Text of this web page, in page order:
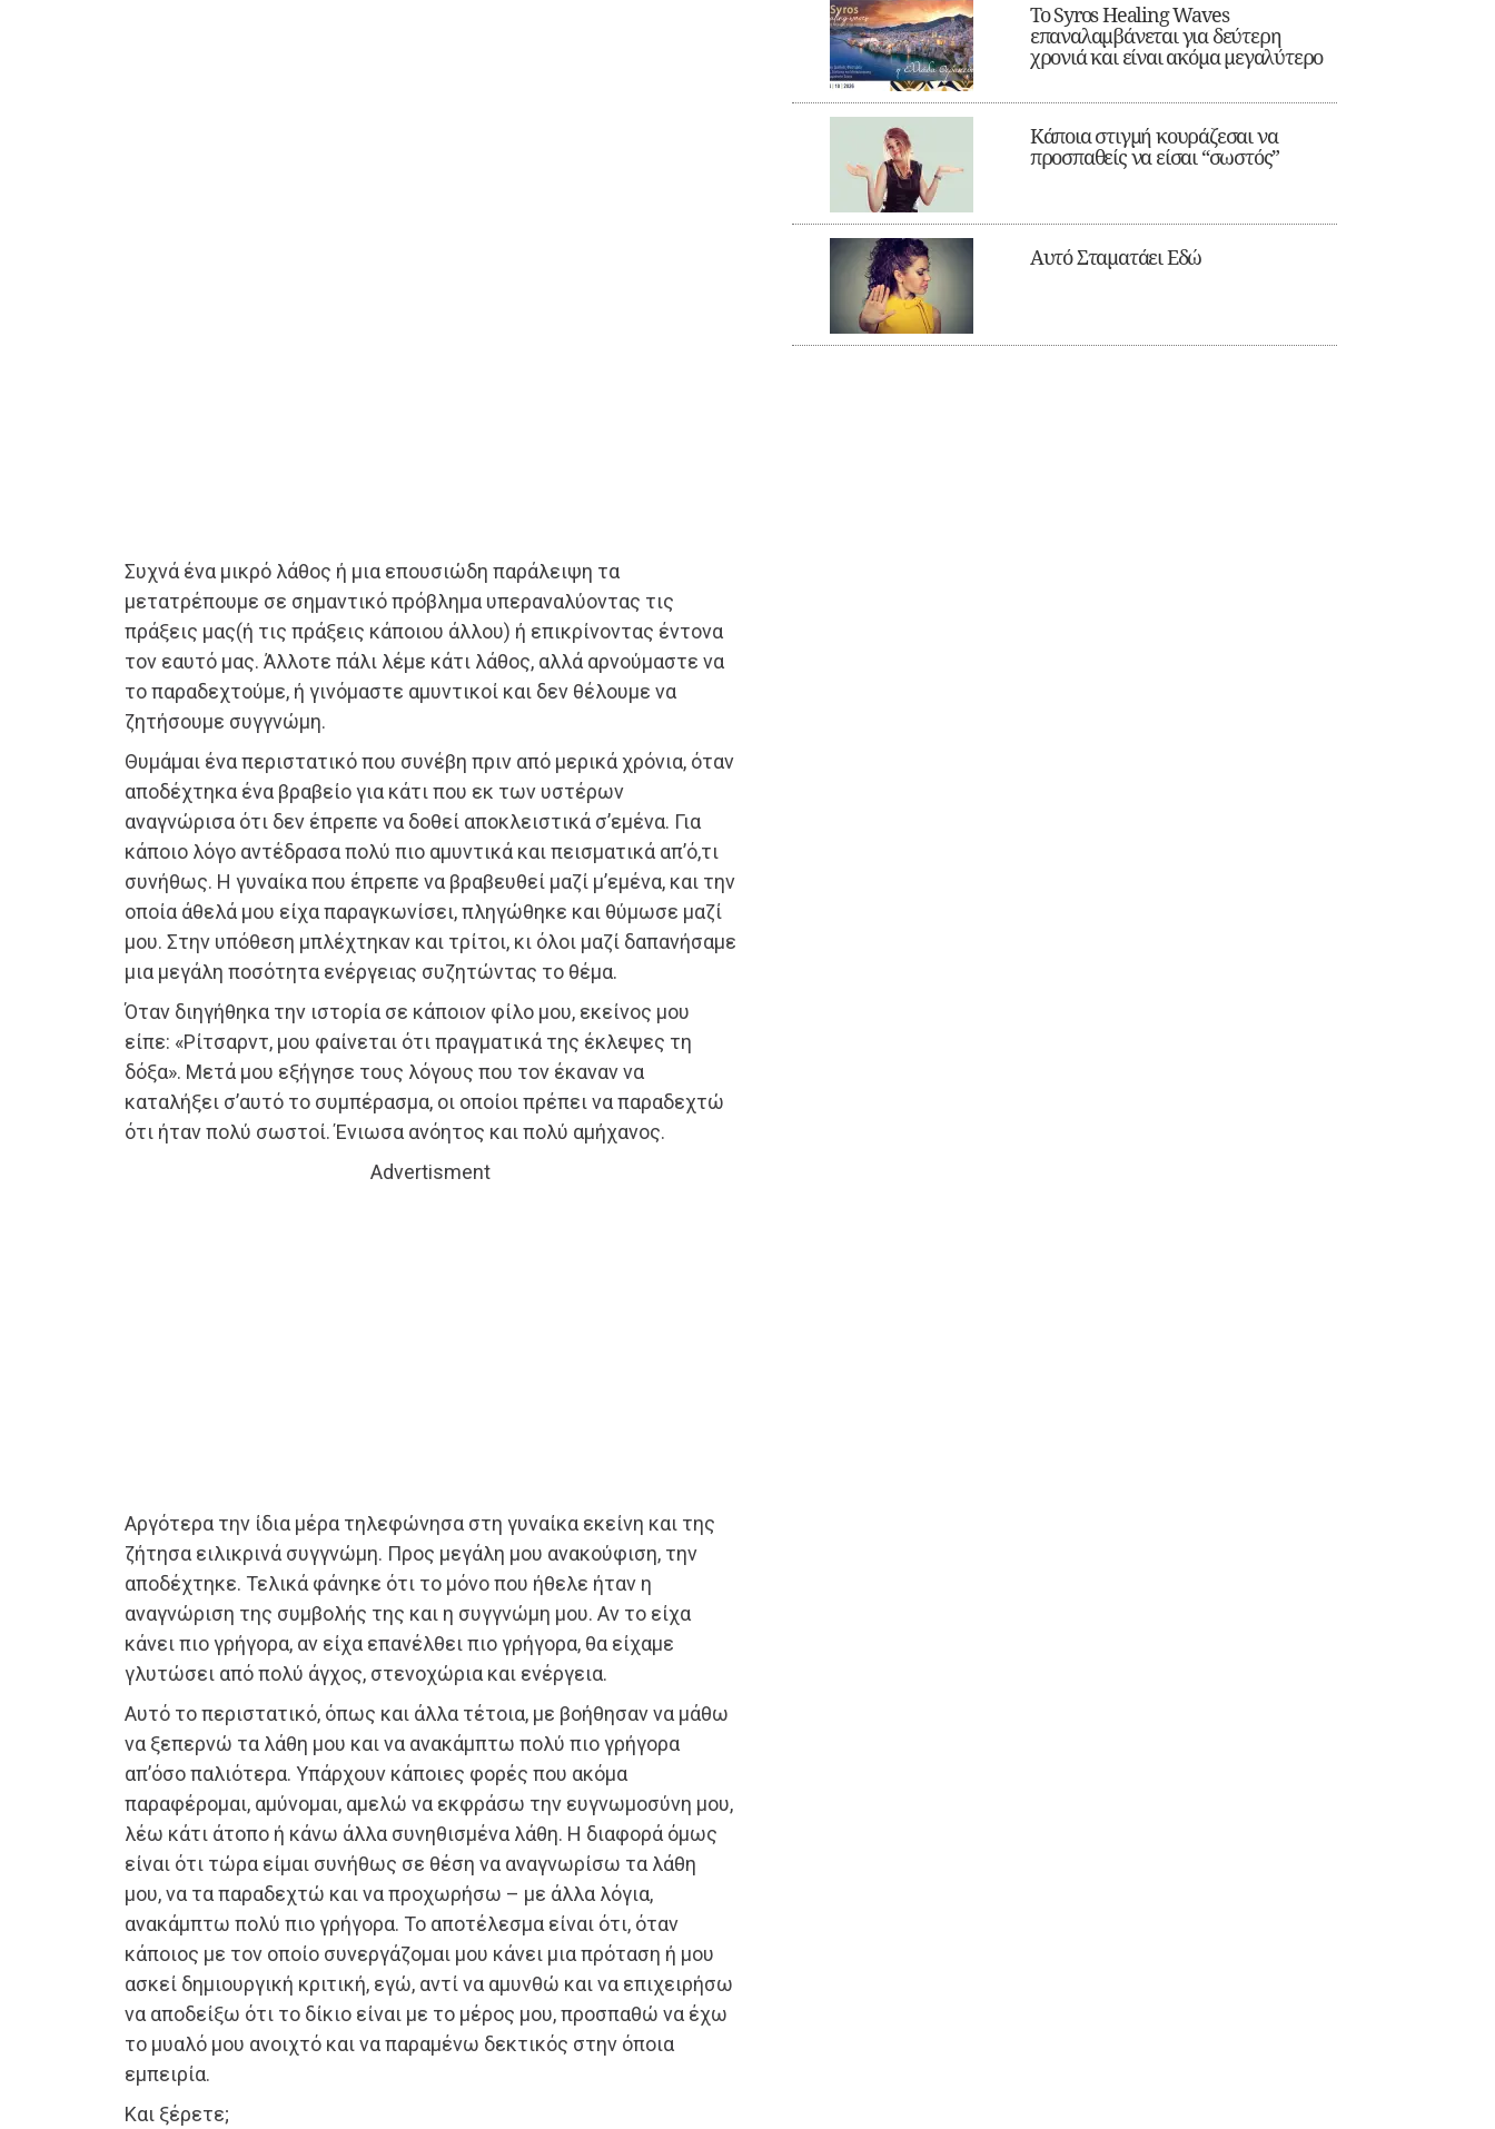
Συχνά ένα μικρό λάθος ή μια επουσιώδη παράλειψη τα
μετατρέπουμε σε σημαντικό πρόβλημα υπεραναλύοντας τις
πράξεις μας(ή τις πράξεις κάποιου άλλου) ή επικρίνοντας έντονα
τον εαυτό μας. Άλλοτε πάλι λέμε κάτι λάθος, αλλά αρνούμαστε να
το παραδεχτούμε, ή γινόμαστε αμυντικοί και δεν θέλουμε να
ζητήσουμε συγγνώμη.
Θυμάμαι ένα περιστατικό που συνέβη πριν από μερικά χρόνια, όταν
αποδέχτηκα ένα βραβείο για κάτι που εκ των υστέρων
αναγνώρισα ότι δεν έπρεπε να δοθεί αποκλειστικά σ’εμένα. Για
κάποιο λόγο αντέδρασα πολύ πιο αμυντικά και πεισματικά απ’ό,τι
συνήθως. Η γυναίκα που έπρεπε να βραβευθεί μαζί μ’εμένα, και την
οποία άθελά μου είχα παραγκωνίσει, πληγώθηκε και θύμωσε μαζί
μου. Στην υπόθεση μπλέχτηκαν και τρίτοι, κι όλοι μαζί δαπανήσαμε
μια μεγάλη ποσότητα ενέργειας συζητώντας το θέμα.
Όταν διηγήθηκα την ιστορία σε κάποιον φίλο μου, εκείνος μου
είπε: «Ρίτσαρντ, μου φαίνεται ότι πραγματικά της έκλεψες τη
δόξα». Μετά μου εξήγησε τους λόγους που τον έκαναν να
καταλήξει σ’αυτό το συμπέρασμα, οι οποίοι πρέπει να παραδεχτώ
ότι ήταν πολύ σωστοί. Ένιωσα ανόητος και πολύ αμήχανος.
Advertisment
Αργότερα την ίδια μέρα τηλεφώνησα στη γυναίκα εκείνη και της
ζήτησα ειλικρινά συγγνώμη. Προς μεγάλη μου ανακούφιση, την
αποδέχτηκε. Τελικά φάνηκε ότι το μόνο που ήθελε ήταν η
αναγνώριση της συμβολής της και η συγγνώμη μου. Αν το είχα
κάνει πιο γρήγορα, αν είχα επανέλθει πιο γρήγορα, θα είχαμε
γλυτώσει από πολύ άγχος, στενοχώρια και ενέργεια.
Αυτό το περιστατικό, όπως και άλλα τέτοια, με βοήθησαν να μάθω
να ξεπερνώ τα λάθη μου και να ανακάμπτω πολύ πιο γρήγορα
απ’όσο παλιότερα. Υπάρχουν κάποιες φορές που ακόμα
παραφέρομαι, αμύνομαι, αμελώ να εκφράσω την ευγνωμοσύνη μου,
λέω κάτι άτοπο ή κάνω άλλα συνηθισμένα λάθη. Η διαφορά όμως
είναι ότι τώρα είμαι συνήθως σε θέση να αναγνωρίσω τα λάθη
μου, να τα παραδεχτώ και να προχωρήσω – με άλλα λόγια,
ανακάμπτω πολύ πιο γρήγορα. Το αποτέλεσμα είναι ότι, όταν
κάποιος με τον οποίο συνεργάζομαι μου κάνει μια πρόταση ή μου
ασκεί δημιουργική κριτική, εγώ, αντί να αμυνθώ και να επιχειρήσω
να αποδείξω ότι το δίκιο είναι με το μέρος μου, προσπαθώ να έχω
το μυαλό μου ανοιχτό και να παραμένω δεκτικός στην όποια
εμπειρία.
Και ξέρετε;
Το Syros Healing Waves
επαναλαμβάνεται για δεύτερη
χρονιά και είναι ακόμα μεγαλύτερο
Κάποια στιγμή κουράζεσαι να
προσπαθείς να είσαι “σωστός”
Αυτό Σταματάει Εδώ